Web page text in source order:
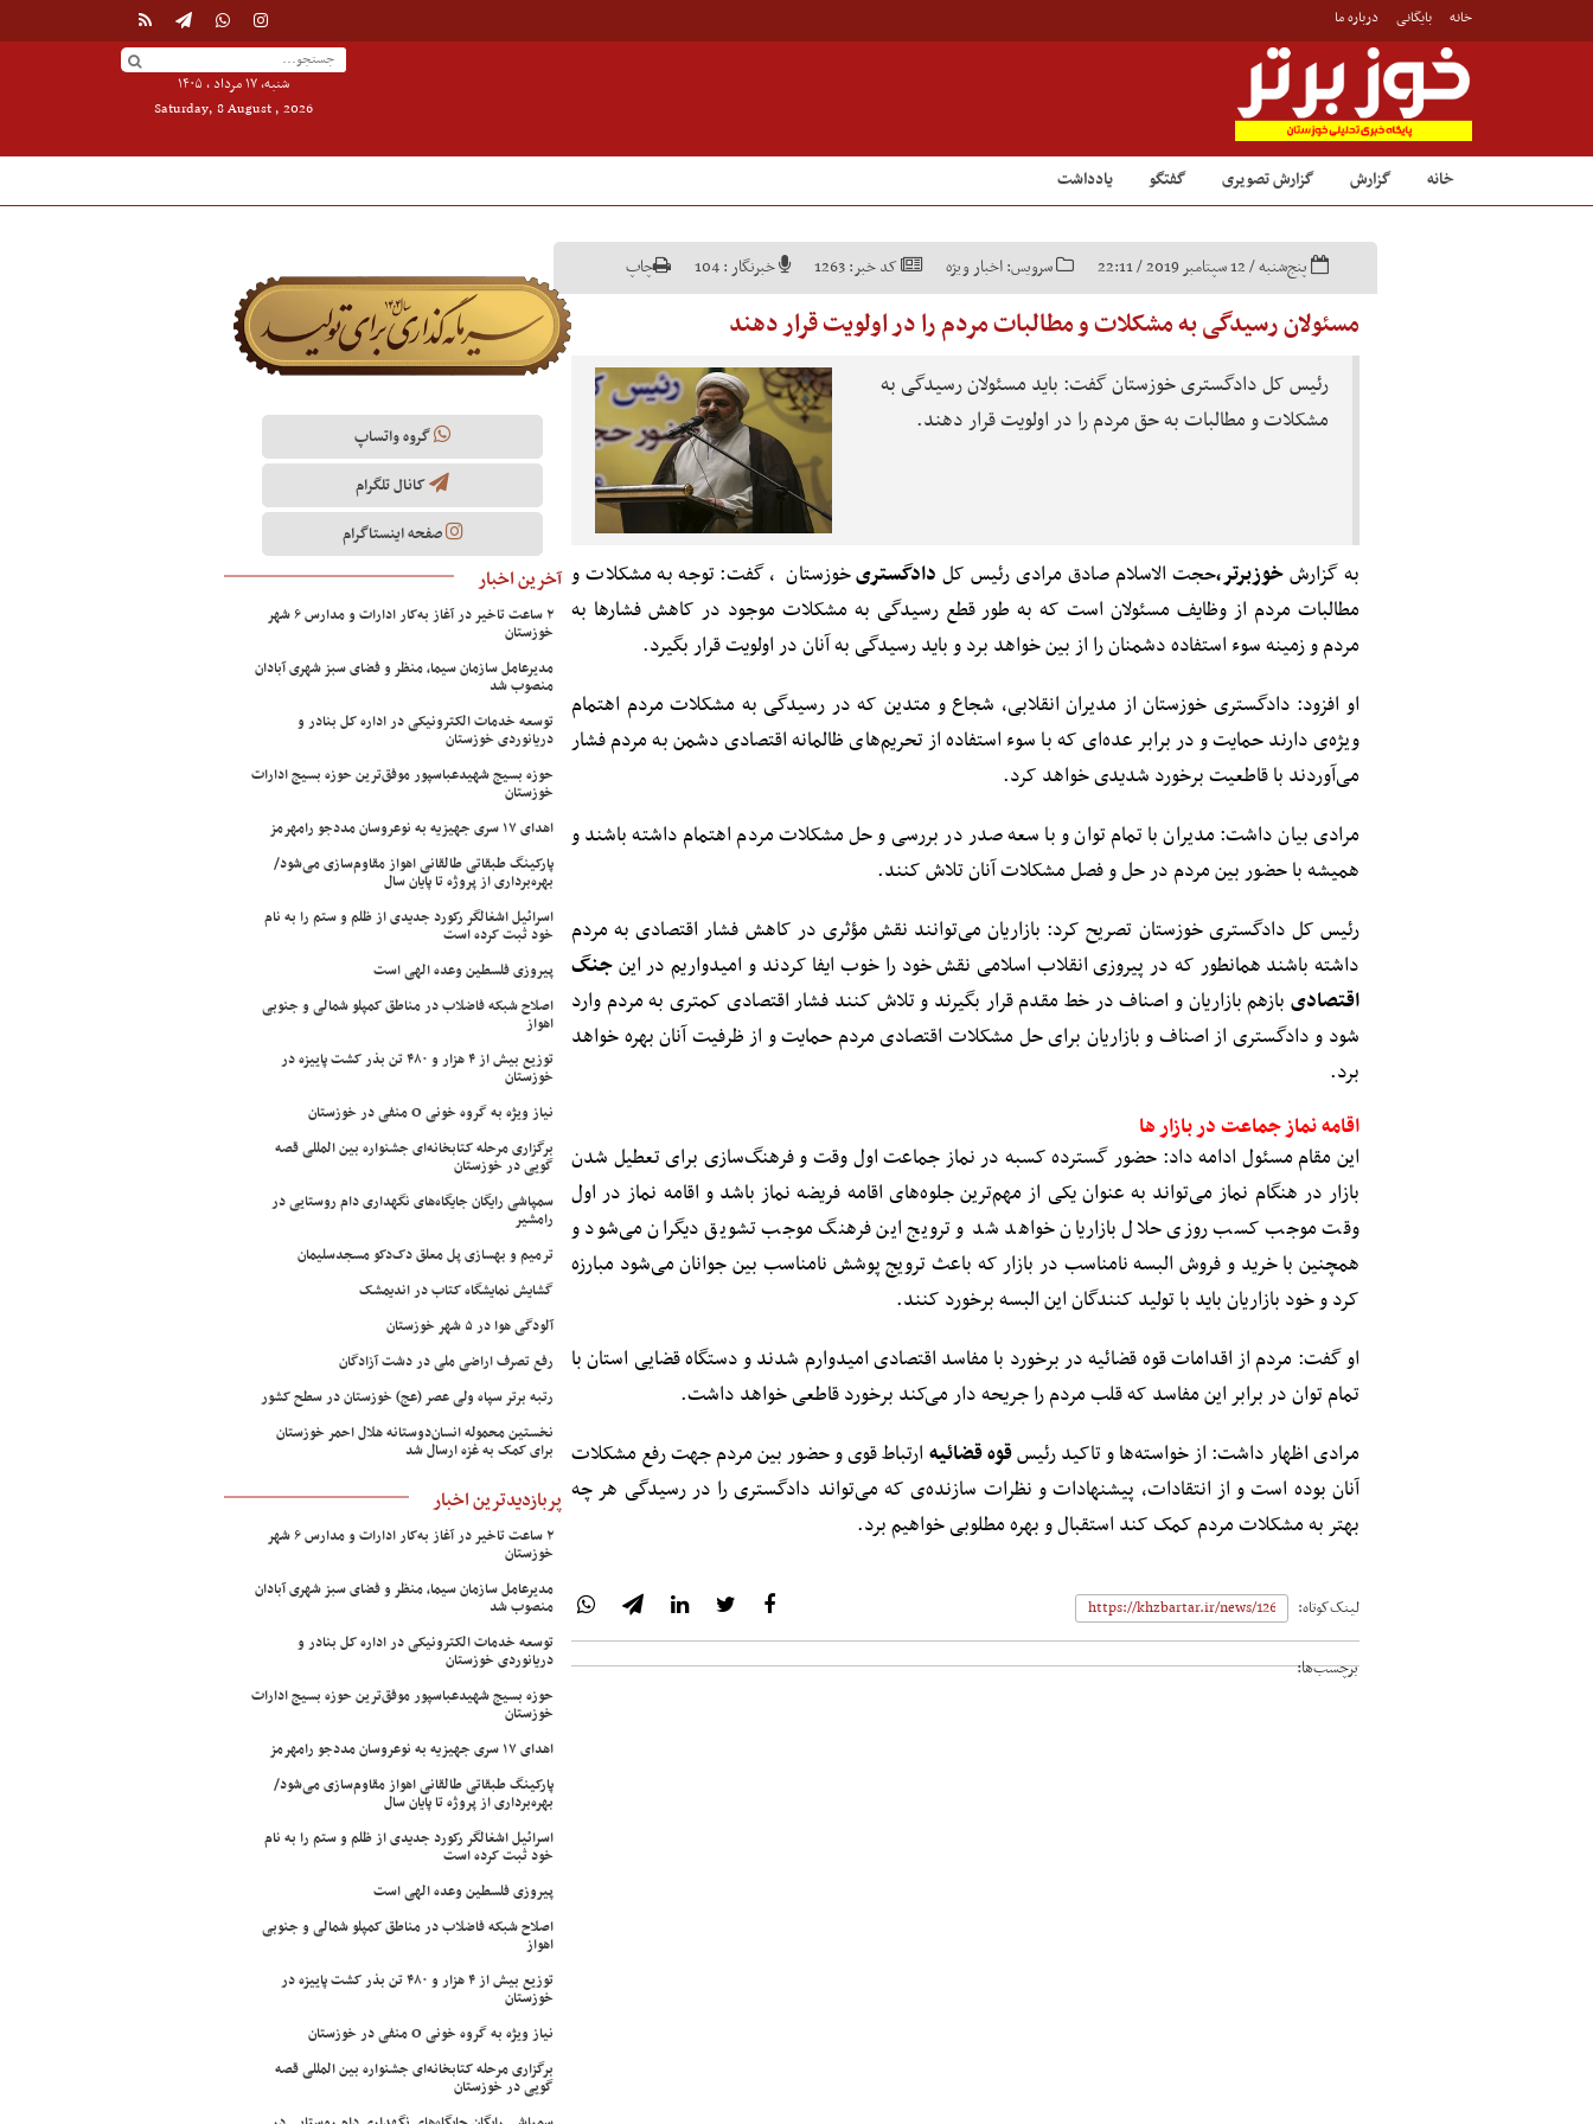
خانه بایگانی درباره ما
شنبه, ۱۷ مرداد , ۱۴۰۵
Saturday, 8 August , 2026
خانه گزارش گزارش تصویری گفتگو یادداشت
پنج‌شنبه / 12 سپتامبر 2019 / 22:11 سرویس:اخبار ویژه کد خبر:1263 خبرنگار :104 چاپ
مسئولان رسیدگی به مشکلات و مطالبات مردم را در اولویت قرار دهند
رئیس کل دادگستری خوزستان گفت: باید مسئولان رسیدگی به
مشکلات و مطالبات به حق مردم را در اولویت قرار دهند.
به گزارشخوزبرتر،حجت الاسلام صادق مرادی رئیس کل دادگستریخوزستان ، گفت: توجه به مشکلات و
مطالبات مردم از وظایف مسئولان است که به طور قطع رسیدگی به مشکلات موجود در کاهش فشار‌ها به
مردم و زمینه سوء استفاده دشمنان را از بین خواهد برد و باید رسیدگی به آنان در اولویت قرار بگیرد.
او افزود: دادگستری خوزستان از مدیران انقلابی، شجاع و متدین که در رسیدگی به مشکلات مردم اهتمام
ویژه‌ی دارند حمایت و در برابر عده‌ای که با سوء استفاده از تحریم‌های ظالمانه اقتصادی دشمن به مردم فشار
می‌آوردند با قاطعیت برخورد شدیدی خواهد کرد.
مرادی بیان داشت: مدیران با تمام توان و با سعه صدر در بررسی و حل مشکلات مردم اهتمام داشته باشند و
همیشه با حضور بین مردم در حل و فصل مشکلات آنان تلاش کنند.
رئیس کل دادگستری خوزستان تصریح کرد: بازاریان می‌توانند نقش مؤثری در کاهش فشار اقتصادی به مردم
داشته باشند همانطور که در پیروزی انقلاب اسلامی نقش خود را خوب ایفا کردند و امیدواریم در اینجنگ
اقتصادی بازهم بازاریان و اصناف در خط مقدم قرار بگیرند و تلاش کنند فشار اقتصادی کمتری به مردم وارد
شود و دادگستری از اصناف و بازاریان برای حل مشکلات اقتصادی مردم حمایت و از ظرفیت آنان بهره خواهد
برد.
اقامه نماز جماعت در بازار ها
این مقام مسئول ادامه داد: حضور گسترده کسبه در نماز جماعت اول وقت و فرهنگ‌سازی برای تعطیل شدن
بازار در هنگام نماز می‌تواند به عنوان یکی از مهم‌ترین جلوه‌های اقامه فریضه نماز باشد و اقامه نماز در اول
وقت موجب کسب روزی حلال بازاریان خواهد شد و ترویج این فرهنگ موجب تشویق دیگران می‌شود و
همچنین با خرید و فروش البسه نامناسب در بازار که باعث ترویج پوشش نامناسب بین جوانان می‌شود مبارزه
کرد و خود بازاریان باید با تولید کنندگان این البسه برخورد کنند.
او گفت: مردم از اقدامات قوه قضائیه در برخورد با مفاسد اقتصادی امیدوارم شدند و دستگاه قضایی استان با
تمام توان در برابر این مفاسد که قلب مردم را جریحه دار می‌کند برخورد قاطعی خواهد داشت.
مرادی اظهار داشت: از خواسته‌ها و تاکید رئیسقوه قضائیه ارتباط قوی و حضور بین مردم جهت رفع مشکلات
آنان بوده است و از انتقادات، پیشنهادات و نظرات سازنده‌ی که می‌تواند دادگستری را در رسیدگی هر چه
بهتر به مشکلات مردم کمک کند استقبال و بهره مطلوبی خواهیم برد.
لینک‌کوتاه:
برچسب‌ها:
گروه واتساپ
کانال تلگرام
صفحه اینستاگرام
آخرین اخبار
۲ ساعت تاخیر در آغاز به‌کار ادارات و مدارس ۶ شهر
خوزستان
مدیرعامل سازمان سیما، منظر و فضای سبز شهری آبادان
منصوب شد
توسعه خدمات الکترونیکی در اداره کل بنادر و
دریانوردی خوزستان
حوزه بسیج شهیدعباسپور موفق‌ترین حوزه بسیج ادارات
خوزستان
اهدای ۱۷ سری جهیزیه به نوعروسان مددجو رامهرمز
پارکینگ طبقاتی طالقانی اهواز مقاوم‌سازی می‌شود/
بهره‌برداری از پروژه تا پایان سال
اسرائیل اشغالگر رکورد جدیدی از ظلم و ستم را به نام
خود ثبت کرده است
پیروزی فلسطین وعده الهی است
اصلاح شبکه فاضلاب در مناطق کمپلو شمالی و جنوبی
اهواز
توزیع بیش از ۴ هزار و ۴۸۰ تن بذر کشت پاییزه در
خوزستان
نیاز ویژه به گروه خونی O منفی در خوزستان
برگزاری مرحله کتابخانه‌ای جشنواره بین المللی قصه
گویی در خوزستان
سمپاشی رایگان جایگاه‌های نگهداری دام روستایی در
رامشیر
ترمیم و بهسازی پل معلق دک‌دکو مسجدسلیمان
گشایش نمایشگاه کتاب در اندیمشک
آلودگی هوا در ۵ شهر خوزستان
رفع تصرف اراضی ملی در دشت آزادگان
رتبه برتر سپاه ولی عصر (عج) خوزستان در سطح کشور
نخستین محموله انسان‌دوستانه هلال احمر خوزستان
برای کمک به غزه ارسال شد
پربازدیدترین اخبار
۲ ساعت تاخیر در آغاز به‌کار ادارات و مدارس ۶ شهر
خوزستان
مدیرعامل سازمان سیما، منظر و فضای سبز شهری آبادان
منصوب شد
توسعه خدمات الکترونیکی در اداره کل بنادر و
دریانوردی خوزستان
حوزه بسیج شهیدعباسپور موفق‌ترین حوزه بسیج ادارات
خوزستان
اهدای ۱۷ سری جهیزیه به نوعروسان مددجو رامهرمز
پارکینگ طبقاتی طالقانی اهواز مقاوم‌سازی می‌شود/
بهره‌برداری از پروژه تا پایان سال
اسرائیل اشغالگر رکورد جدیدی از ظلم و ستم را به نام
خود ثبت کرده است
پیروزی فلسطین وعده الهی است
اصلاح شبکه فاضلاب در مناطق کمپلو شمالی و جنوبی
اهواز
توزیع بیش از ۴ هزار و ۴۸۰ تن بذر کشت پاییزه در
خوزستان
نیاز ویژه به گروه خونی O منفی در خوزستان
برگزاری مرحله کتابخانه‌ای جشنواره بین المللی قصه
گویی در خوزستان